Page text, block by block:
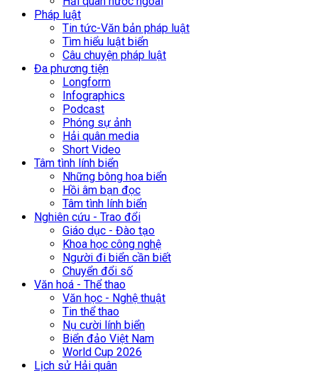
Pháp luật
Tin tức-Văn bản pháp luật
Tìm hiểu luật biển
Câu chuyện pháp luật
Đa phương tiện
Longform
Infographics
Podcast
Phóng sự ảnh
Hải quân media
Short Video
Tâm tình lính biển
Những bông hoa biển
Hồi âm bạn đọc
Tâm tình lính biển
Nghiên cứu - Trao đổi
Giáo dục - Đào tạo
Khoa học công nghệ
Người đi biển cần biết
Chuyển đổi số
Văn hoá - Thể thao
Văn học - Nghệ thuật
Tin thể thao
Nụ cười lính biển
Biển đảo Việt Nam
World Cup 2026
Lịch sử Hải quân